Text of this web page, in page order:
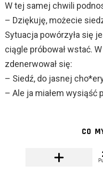
W tej samej chwili
– Dziękuję, możecie
Sytuacja powórzyła się
ciągle próbował wstać.
zdenerwował się:
– Siedź, do jasnej
– Ale ja miałem
CO